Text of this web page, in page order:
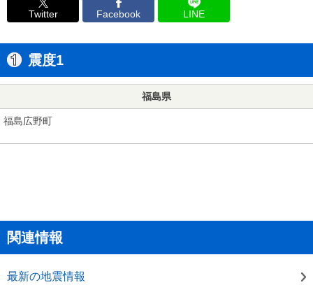
Twitter Facebook LINE
震度1
福島県
福島広野町
関連情報
最新の地震情報